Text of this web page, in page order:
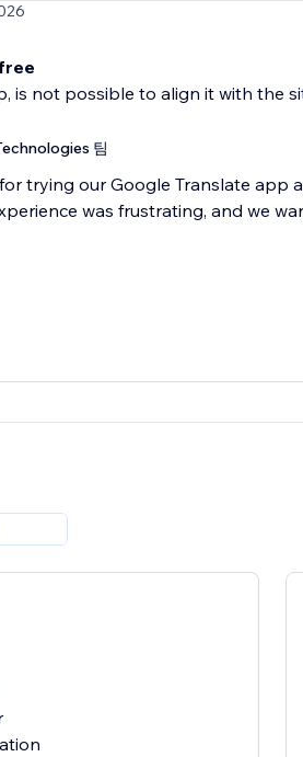
is not possible to align it with the
팀
trying our Google Translate app
was frustrating, and we